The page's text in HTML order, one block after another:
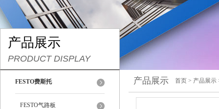
产品展示
PRODUCT DISPLAY
FESTO费斯托
FESTO气路板
产品展示 首页 > 产品展示